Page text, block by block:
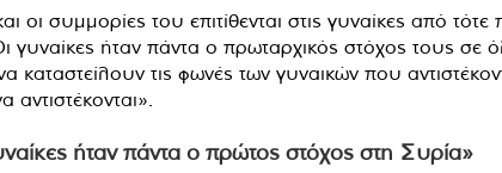
οι συμμορίες του επιτίθενται στις γυναίκες από
ήταν πάντα ο πρωταρχικός στόχος τους σε
καταστείλουν τις φωνές των γυναικών που
ήταν πάντα ο πρώτος στόχος στη Συρία»